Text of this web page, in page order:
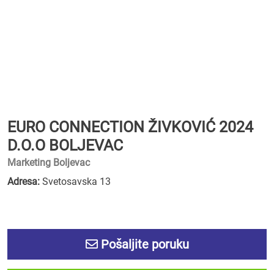
EURO CONNECTION ŽIVKOVIĆ 2024
D.O.O BOLJEVAC
Marketing Boljevac
Adresa: Svetosavska 13
Pošaljite poruku